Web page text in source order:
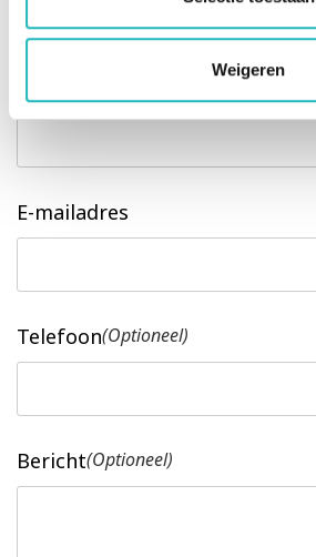
Weigeren
E-mailadres
Telefoon(Optioneel)
Bericht(Optioneel)